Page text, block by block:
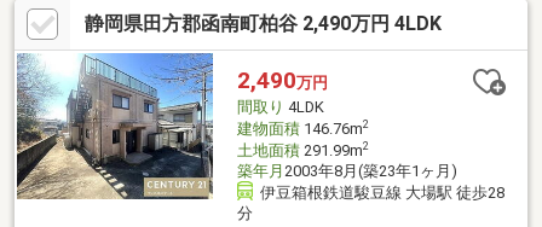
静岡県田方郡函南町柏谷 2,490万円 4LDK
2,490万円
間取り 4LDK
建物面積146.76m2
土地面積291.99m2
築年月 2003年8月(築23年1ヶ月)
伊豆箱根鉄道駿豆線 大場駅 徒歩28
分